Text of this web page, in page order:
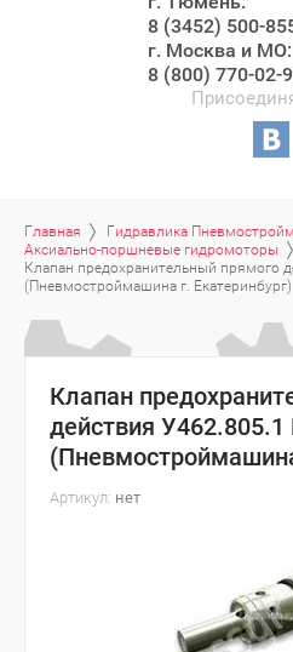
8 (3452) 500-
г. Москва и МО:
8 (800) 770-02-
Главная
Гидравлика
Аксиально-поршневые гидромоторы
Клапан предохранительный прямого
(Пневмостроймашина г. Екатеринбург)
Клапан
действия
Артикул: нет